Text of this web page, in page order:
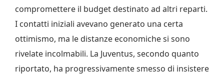
compromettere il budget destinato ad altri reparti.
I contatti iniziali avevano generato una certa
ottimismo, ma le distanze economiche si sono
rivelate incolmabili. La Juventus, secondo quanto
riportato, ha progressivamente smesso di insistere